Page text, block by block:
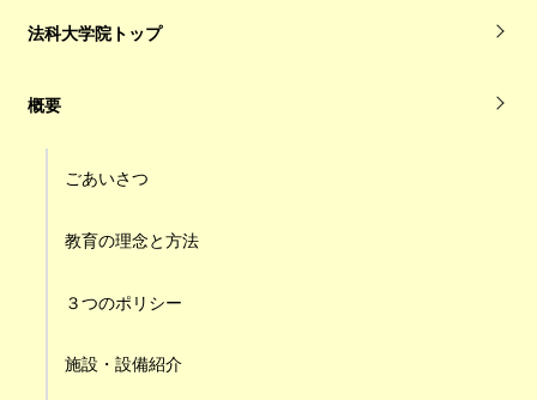
法科大学院トップ
概要
ごあいさつ
教育の理念と方法
３つのポリシー
施設・設備紹介